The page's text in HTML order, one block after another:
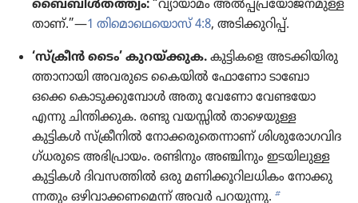
ബൈബിൾത​ത്ത്വം: “വ്യായാ​മം അൽപ്പ​പ്ര​യോ​ജ​ന​മു​ള്ള​
താണ്‌.”—1 തിമൊ​ഥെ​യൊസ്‌ 4:8, അടിക്കു​റിപ്പ്‌.
‘സ്‌ക്രീൻ ടൈം’ കുറയ്‌ക്കുക. കുട്ടി​കളെ അടക്കി​യി​രു​
ത്താ​നാ​യി അവരുടെ കൈയിൽ ഫോണോ ടാബോ
ഒക്കെ കൊടു​ക്കു​മ്പോൾ അതു വേണോ വേണ്ടയോ
എന്നു ചിന്തി​ക്കുക. രണ്ടു വയസ്സിൽ താഴെ​യുള്ള
കുട്ടികൾ സ്‌ക്രീ​നിൽ നോക്ക​രു​തെ​ന്നാണ്‌ ശിശു​രോ​ഗ​വി​ദ​
ഗ്‌ധ​രു​ടെ അഭി​പ്രാ​യം. രണ്ടിനും അഞ്ചിനും ഇടയി​ലുള്ള
കുട്ടികൾ ദിവസ​ത്തിൽ ഒരു മണിക്കൂ​റി​ല​ധി​കം നോക്കു​
ന്ന​തും ഒഴിവാ​ക്ക​ണ​മെന്ന്‌ അവർ പറയുന്നു. b